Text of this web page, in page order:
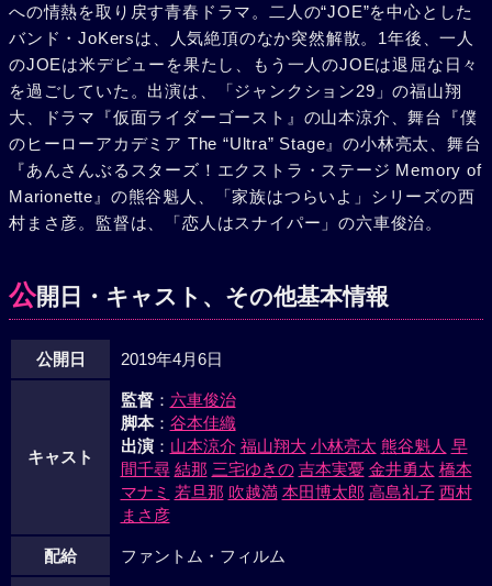
への情熱を取り戻す青春ドラマ。二人の“JOE”を中心とした
バンド・JoKersは、人気絶頂のなか突然解散。1年後、一人
のJOEは米デビューを果たし、もう一人のJOEは退屈な日々
を過ごしていた。出演は、「ジャンクション29」の福山翔
大、ドラマ『仮面ライダーゴースト』の山本涼介、舞台『僕
のヒーローアカデミア The “Ultra” Stage』の小林亮太、舞台
『あんさんぶるスターズ！エクストラ・ステージ Memory of
Marionette』の熊谷魁人、「家族はつらいよ」シリーズの西
村まさ彦。監督は、「恋人はスナイパー」の六車俊治。
公開日・キャスト、その他基本情報
公開日 2019年4月6日
キャスト
監督： 六車俊治
脚本： 谷本佳織
出演： 山本涼介 福山翔大 小林亮太 熊谷魁人 早
間千尋 結那 三宅ゆきの 吉本実憂 金井勇太 橋本
マナミ 若旦那 吹越満 本田博太郎 高島礼子 西村
まさ彦
配給 ファントム・フィルム